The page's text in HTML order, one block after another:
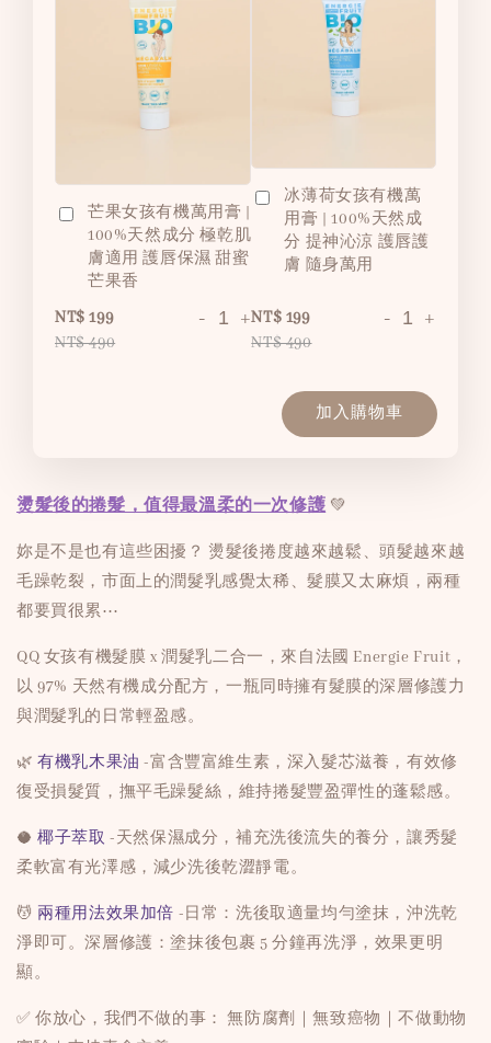
芒果女孩有機萬用膏 |
100%天然成分 極乾肌
膚適用 護唇保濕 甜蜜
芒果香
NT$ 199
NT$ 490
- +
冰薄荷女孩有機萬
用膏 | 100%天然成
分 提神沁涼 護唇護
膚 隨身萬用
NT$ 199
NT$ 490
- +
加入購物車
燙髮後的捲髮，值得最溫柔的一次修護 💚
妳是不是也有這些困擾？ 燙髮後捲度越來越鬆、頭髮越來越
毛躁乾裂，市面上的潤髮乳感覺太稀、髮膜又太麻煩，兩種
都要買很累⋯
QQ 女孩有機髮膜 x 潤髮乳二合一，來自法國 Energie Fruit，
以 97% 天然有機成分配方，一瓶同時擁有髮膜的深層修護力
與潤髮乳的日常輕盈感。
🌿有機乳木果油 -富含豐富維生素，深入髮芯滋養，有效修
復受損髮質，撫平毛躁髮絲，維持捲髮豐盈彈性的蓬鬆感。
🥥椰子萃取 -天然保濕成分，補充洗後流失的養分，讓秀髮
柔軟富有光澤感，減少洗後乾澀靜電。
💆 兩種用法效果加倍 -日常：洗後取適量均勻塗抹，沖洗乾
淨即可。深層修護：塗抹後包裹 5 分鐘再洗淨，效果更明
顯。
✅ 你放心，我們不做的事： 無防腐劑｜無致癌物｜不做動物